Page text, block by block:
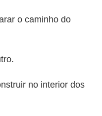
o caminho do
no interior dos